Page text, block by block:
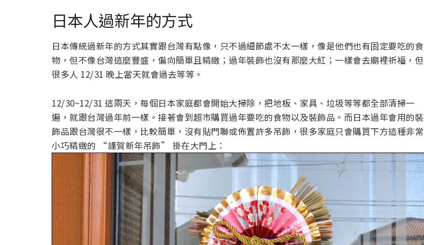
日本人過新年的方式
日本傳統過新年的方式其實跟台灣有點像，只不過細節處不太一樣，像是他們也有固定要吃的食
物，但不像台灣這麼豐盛，偏向簡單且精緻；過年裝飾也沒有那麼大紅；一樣會去廟裡祈福，但
很多人 12/31 晚上當天就會過去等等。
12/30~12/31 這兩天，每個日本家庭都會開始大掃除，把地板、家具、垃圾等等都全部清掃一
遍，就跟台灣過年前一樣。接著會到超市購買過年要吃的食物以及裝飾品。而日本過年會用的裝
飾品跟台灣很不一樣，比較簡單，沒有貼門聯或佈置許多吊飾，很多家庭只會購買下方這種非常
小巧精緻的 “謹賀新年吊飾” 掛在大門上：